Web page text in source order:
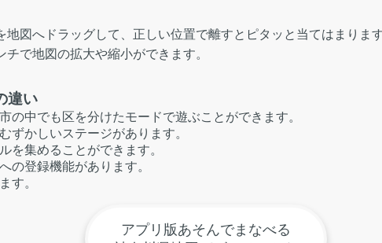
地図へドラッグして、正しい位置で離すとピタッと当てはまりま
で地図の拡大や縮小ができます。
違い
の中でも区を分けたモードで遊ぶことができます。
ずかしいステージがあります。
を集めることができます。
の登録機能があります。
す。
アプリ版あそんでまなべる